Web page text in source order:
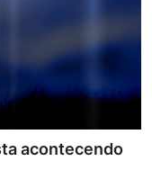
acontecendo